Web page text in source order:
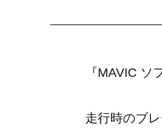
『MAVIC ソ
走行時のブ